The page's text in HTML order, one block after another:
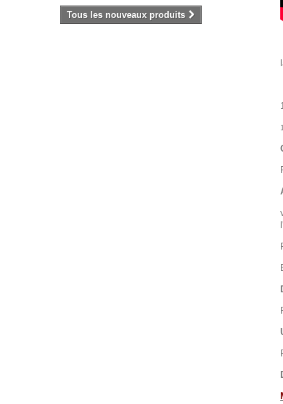
Tous les nouveaux produits